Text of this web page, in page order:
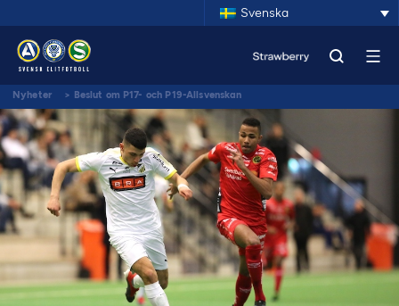
Svenska
Nyheter > Beslut om P17- och P19-Allsvenskan